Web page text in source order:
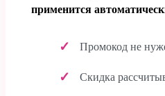
применится
Промокод не
Скидка